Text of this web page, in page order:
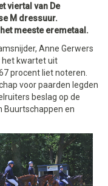
viertal van De
M dressuur.
meeste eremetaal.
Anne Gerwers
het kwartet uit
procent liet noteren.
voor paarden legden
beslag op de
Buurtschappen en